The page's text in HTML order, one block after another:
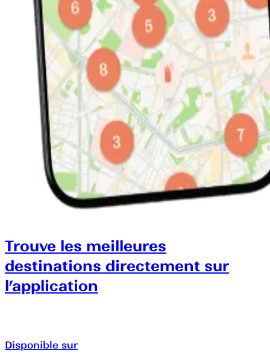
Trouve les meilleures
destinations directement sur
l’application
Disponible sur